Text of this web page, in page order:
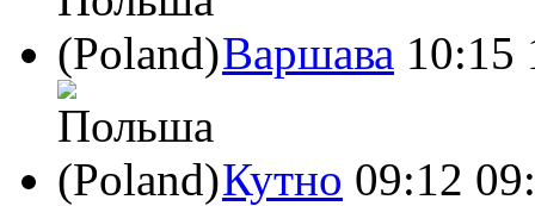
Варшава 10:15
Кутно 09:12